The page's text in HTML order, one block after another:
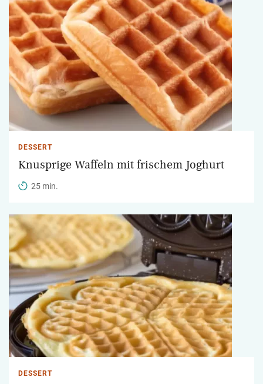
DESSERT
Knusprige Waffeln mit frischem Joghurt
25 min.
DESSERT